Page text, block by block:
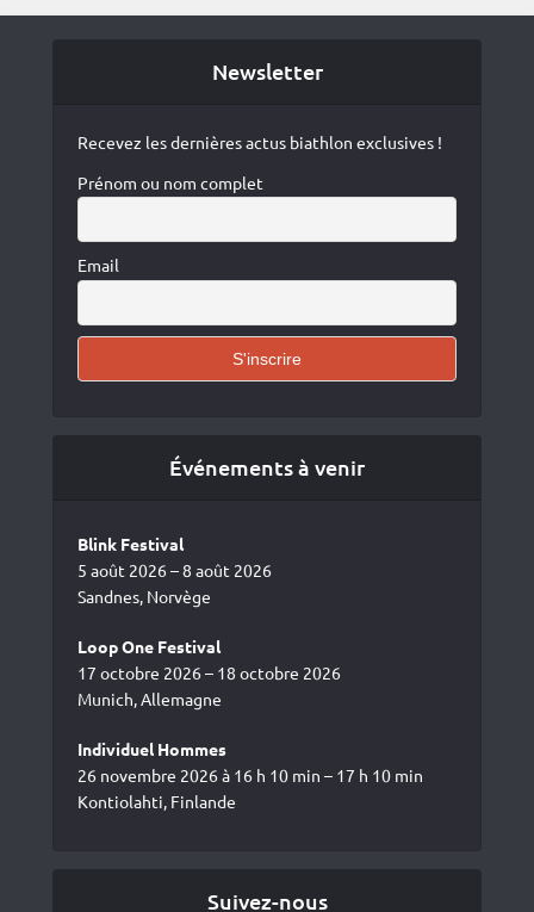
Newsletter
Recevez les dernières actus biathlon exclusives !
Prénom ou nom complet
Email
Événements à venir
Blink Festival
5 août 2026 – 8 août 2026
Sandnes, Norvège
Loop One Festival
17 octobre 2026 – 18 octobre 2026
Munich, Allemagne
Individuel Hommes
26 novembre 2026 à 16 h 10 min – 17 h 10 min
Kontiolahti, Finlande
Suivez-nous